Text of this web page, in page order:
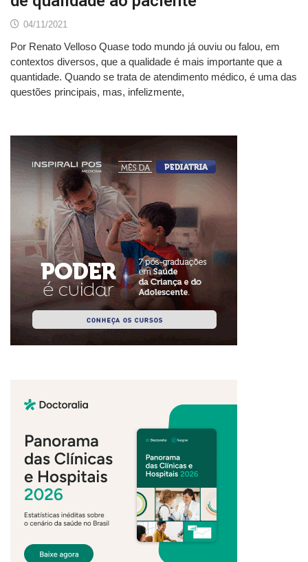
04/11/2021
Por Renato Velloso Quase todo mundo já ouviu ou falou, em
contextos diversos, que a qualidade é mais importante que a
quantidade. Quando se trata de atendimento médico, é uma das
questões principais, mas, infelizmente,